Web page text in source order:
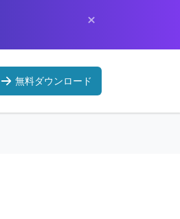
×
無料ダウンロード